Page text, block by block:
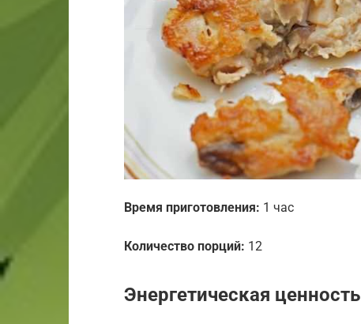
Время приготовления: 1 час
Количество порций: 12
Энергетическая ценность